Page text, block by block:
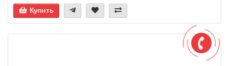
Купить